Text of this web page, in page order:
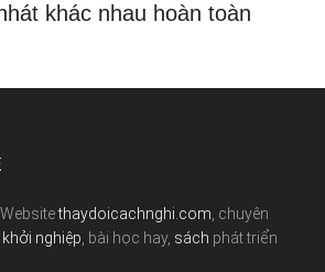
khác nhau hoàn toàn
thaydoicachnghi.com , chuyên
khởi nghiệp , bài học hay, sách phát triển